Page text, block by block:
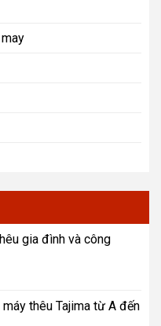
gia đình và công
thêu Tajima từ A đến